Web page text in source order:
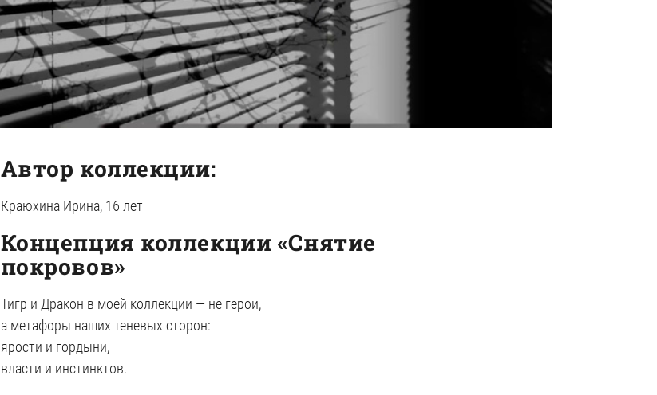
Автор коллекции:
Краюхина Ирина, 16 лет
Концепция коллекции «Снятие
покровов»
Тигр и Дракон в моей коллекции — не герои,
а метафоры наших теневых сторон:
ярости и гордыни,
власти и инстинктов.